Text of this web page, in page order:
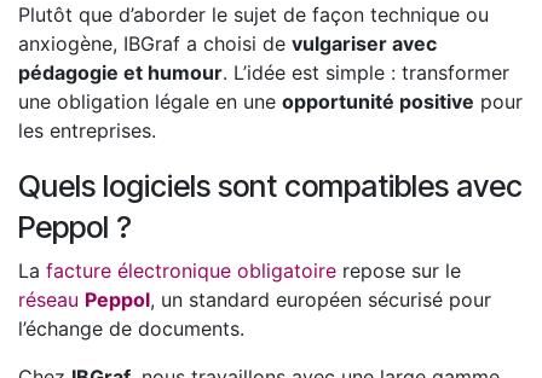
Plutôt que d’aborder le sujet de façon technique ou
anxiogène, IBGraf a choisi de vulgariser avec
pédagogie et humour. L’idée est simple : transformer
une obligation légale en une opportunité positive pour
les entreprises.
Quels logiciels sont compatibles avec
Peppol ?
La facture électronique obligatoire repose sur le
réseau Peppol, un standard européen sécurisé pour
l’échange de documents.